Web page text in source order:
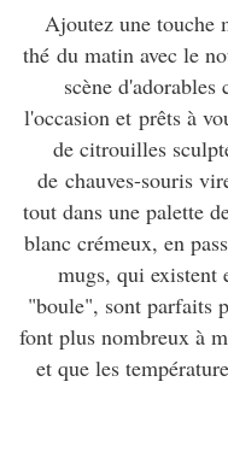
Ajoutez une touche
thé du matin avec le
scène d'adorables
l'occasion et prêts à
de citrouilles
de chauves-souris
tout dans une palette
blanc crémeux, en
mugs, qui existent
"boule", sont parfaits
font plus nombreux à
et que les